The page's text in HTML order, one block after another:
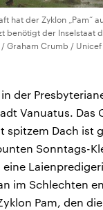
hat der Zyklon „Pam“
benötigt der Inselstaat
Graham Crumb / Unicef
der
Vanuatus. Das
spitzem Dach ist
Sonntags-
eine
im Schlechten
Pam, den